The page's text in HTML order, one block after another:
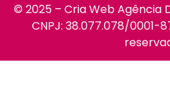
© 2025 – Cria Web Agência
CNPJ: 38.077.078/0001-